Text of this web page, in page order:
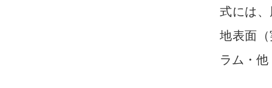
式には
地表面
ラム・